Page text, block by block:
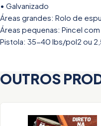
• Galvanizado
Áreas grandes: Rolo de
Áreas pequenas: Pincel com
Pistola: 35-40 lbs/pol2 ou
OUTROS